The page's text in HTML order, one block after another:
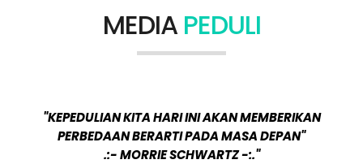
MEDIA PEDULI
"KEPEDULIAN KITA HARI INI AKAN MEMBERIKAN
PERBEDAAN BERARTI PADA MASA DEPAN"
.:- MORRIE SCHWARTZ -:."